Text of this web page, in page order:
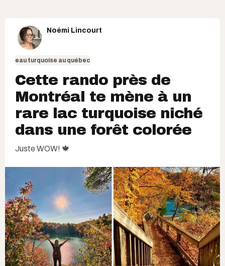
Noémi Lincourt
eau turquoise au québec
Cette rando près de
Montréal te mène à un
rare lac turquoise niché
dans une forêt colorée
Juste WOW! 🍁